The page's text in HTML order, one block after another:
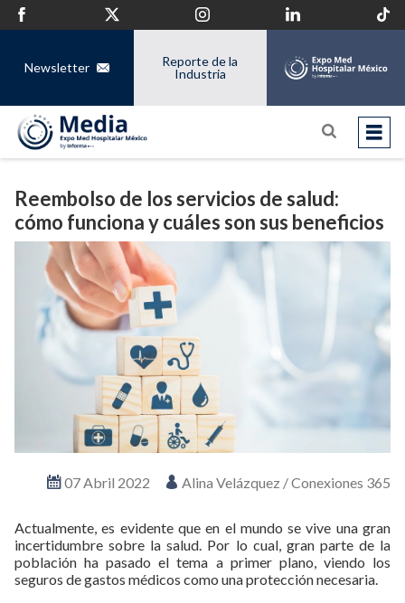
Newsletter
Reporte de la
Industria
Reembolso de los servicios de salud:
cómo funciona y cuáles son sus beneficios
07 Abril 2022 Alina Velázquez / Conexiones 365
Actualmente, es evidente que en el mundo se vive una gran
incertidumbre sobre la salud. Por lo cual, gran parte de la
población ha pasado el tema a primer plano, viendo los
seguros de gastos médicos como una protección necesaria.